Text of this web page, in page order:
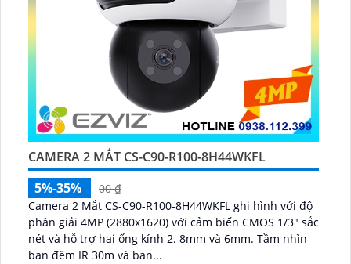
CAMERA 2 MẮT CS-C90-R100-8H44WKFL
5%-35%
00 ₫
Camera 2 Mắt CS-C90-R100-8H44WKFL ghi hình với độ
phân giải 4MP (2880x1620) với cảm biến CMOS 1/3" sắc
nét và hỗ trợ hai ống kính 2. 8mm và 6mm. Tầm nhìn
ban đêm IR 30m và ban...